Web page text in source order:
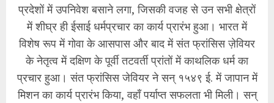
प्रदेशों में उपनिवेश बसाने लगा, जिसकी वजह से उन सभी क्षेत्रों
में शीघ्र ही ईसाई धर्मप्रचार का कार्य प्रारंभ हुआ। भारत में
विशेष रूप में गोवा के आसपास और बाद में संत फ्रांसिस ज़ेवियर
के नेतृत्व में दक्षिण के पूर्वी तटवर्ती प्रांतों में काथलिक धर्म का
प्रचार हुआ। संत फ्रांसिस जेवियर ने सन् १५४९ ई. में जापान में
मिशन का कार्य प्रारंभ किया, वहाँ पर्याप्त सफलता भी मिली। सन्